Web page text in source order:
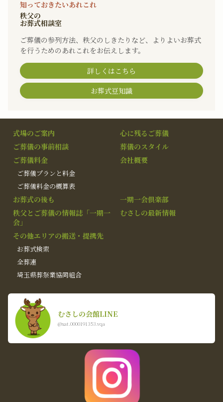
知っておきたいあれこれ
秩父の
お葬式相談室
ご葬儀の参列方法、秩父のしきたりなど、よりよいお葬式
を行うためのあれこれをお伝えします。
詳しくはこちら
お葬式豆知識
式場のご案内
心に残るご葬儀
ご葬儀の事前相談
葬儀のスタイル
ご葬儀料金
ご葬儀プランと料金
ご葬儀料金の概算表
会社概要
お葬式の後も
一期一会倶楽部
秩父とご葬儀の情報誌「一期一
会」
むさしの最新情報
その他エリアの搬送・提携先
お葬式検索
全葬連
埼玉県葬祭業協同組合
むさしの会館LINE
@xat.0000191353.vqa